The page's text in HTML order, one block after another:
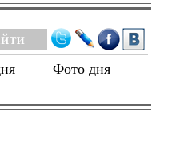
Фото дня